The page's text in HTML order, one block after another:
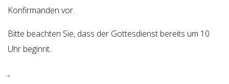
Konfirmanden vor.
Bitte beachten Sie, dass der Gottesdienst bereits um 10
Uhr beginnt.